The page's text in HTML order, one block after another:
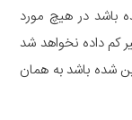
باشد در هیچ مورد
کم داده نخواهد شد
شده باشد به همان